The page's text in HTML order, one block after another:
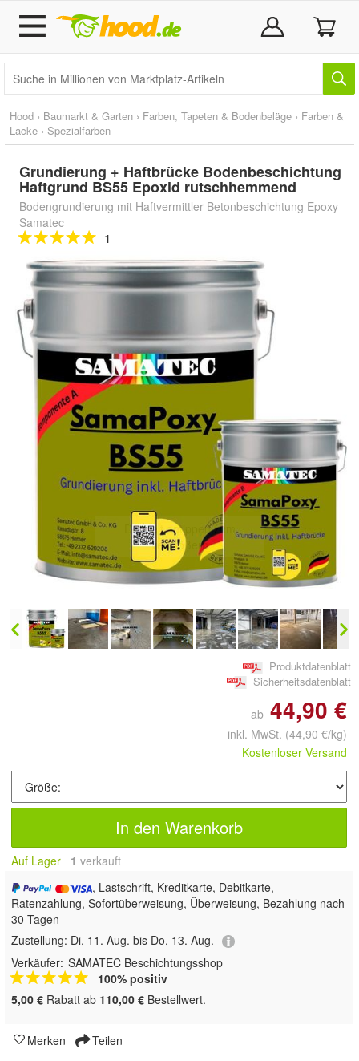
Hood › Baumarkt & Garten › Farben, Tapeten & Bodenbeläge › Farben &
Lacke › Spezialfarben
Grundierung + Haftbrücke Bodenbeschichtung
Haftgrund BS55 Epoxid rutschhemmend
Bodengrundierung mit Haftvermittler Betonbeschichtung Epoxy
Samatec
1
Doppelt antippen zum
vergrößern
Produktdatenblatt
Sicherheitsdatenblatt
ab 44,90 €
inkl. MwSt. (44,90 €/kg)
Kostenloser Versand
In den Warenkorb
Auf Lager 1 verkauft
, Lastschrift, Kreditkarte, Debitkarte,
Ratenzahlung, Sofortüberweisung, Überweisung, Bezahlung nach
30 Tagen
Zustellung: Di, 11. Aug. bis Do, 13. Aug.
Verkäufer: SAMATEC Beschichtungsshop
100% positiv
5,00 € Rabatt ab 110,00 € Bestellwert.
Merken Teilen